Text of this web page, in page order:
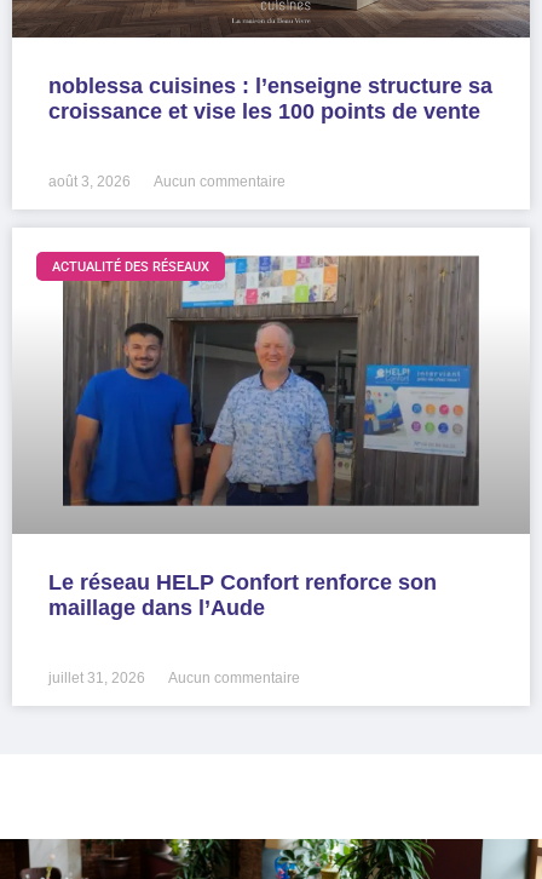
noblessa cuisines : l’enseigne structure sa
croissance et vise les 100 points de vente
août 3, 2026 Aucun commentaire
ACTUALITÉ DES RÉSEAUX
Le réseau HELP Confort renforce son
maillage dans l’Aude
juillet 31, 2026 Aucun commentaire